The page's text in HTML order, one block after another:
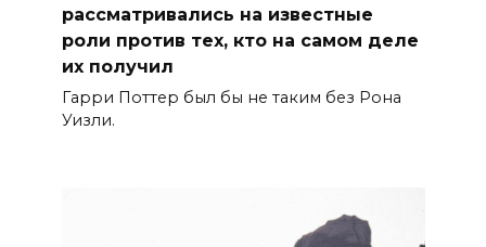
рассматривались на известные
роли против тех, кто на самом деле
их получил
Гарри Поттер был бы не таким без Рона
Уизли.